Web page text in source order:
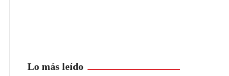
Lo más leído